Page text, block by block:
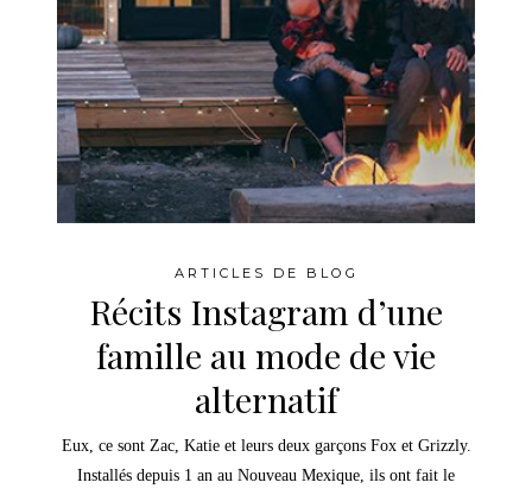
ARTICLES DE BLOG
Récits Instagram d’une
famille au mode de vie
alternatif
Eux, ce sont Zac, Katie et leurs deux garçons Fox et Grizzly.
Installés depuis 1 an au Nouveau Mexique, ils ont fait le